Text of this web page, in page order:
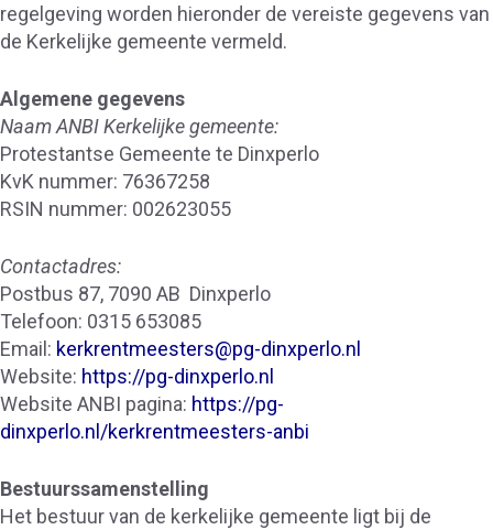
regelgeving worden hieronder de vereiste gegevens van
de Kerkelijke gemeente vermeld.
Algemene gegevens
Naam ANBI Kerkelijke gemeente:
Protestantse Gemeente te Dinxperlo
KvK nummer: 76367258
RSIN nummer: 002623055
Contactadres:
Postbus 87, 7090 AB Dinxperlo
Telefoon: 0315 653085
Email: kerkrentmeesters@pg-dinxperlo.nl
Website: https://pg-dinxperlo.nl
Website ANBI pagina: https://pg-
dinxperlo.nl/kerkrentmeesters-anbi
Bestuurssamenstelling
Het bestuur van de kerkelijke gemeente ligt bij de